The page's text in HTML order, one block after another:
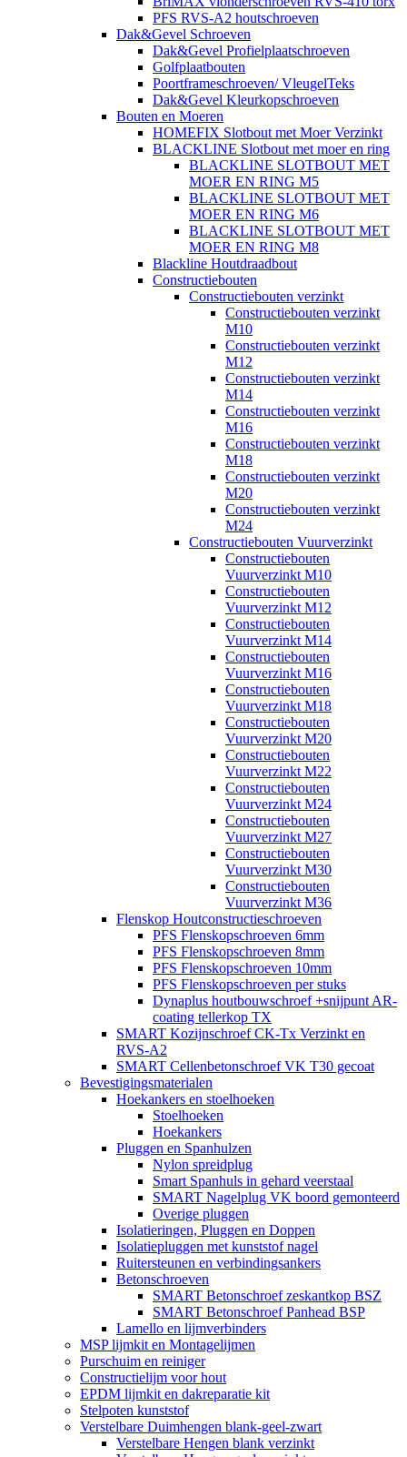
PFS RVS-A2 houtschroeven
Dak&Gevel Schroeven
Dak&Gevel Profielplaatschroeven
Golfplaatbouten
Poortframeschroeven/ VleugelTeks
Dak&Gevel Kleurkopschroeven
Bouten en Moeren
HOMEFIX Slotbout met Moer Verzinkt
BLACKLINE Slotbout met moer en ring
BLACKLINE SLOTBOUT MET
MOER EN RING M5
BLACKLINE SLOTBOUT MET
MOER EN RING M6
BLACKLINE SLOTBOUT MET
MOER EN RING M8
Blackline Houtdraadbout
Constructiebouten
Constructiebouten verzinkt
Constructiebouten verzinkt
M10
Constructiebouten verzinkt
M12
Constructiebouten verzinkt
M14
Constructiebouten verzinkt
M16
Constructiebouten verzinkt
M18
Constructiebouten verzinkt
M20
Constructiebouten verzinkt
M24
Constructiebouten Vuurverzinkt
Constructiebouten
Vuurverzinkt M10
Constructiebouten
Vuurverzinkt M12
Constructiebouten
Vuurverzinkt M14
Constructiebouten
Vuurverzinkt M16
Constructiebouten
Vuurverzinkt M18
Constructiebouten
Vuurverzinkt M20
Constructiebouten
Vuurverzinkt M22
Constructiebouten
Vuurverzinkt M24
Constructiebouten
Vuurverzinkt M27
Constructiebouten
Vuurverzinkt M30
Constructiebouten
Vuurverzinkt M36
Flenskop Houtconstructieschroeven
PFS Flenskopschroeven 6mm
PFS Flenskopschroeven 8mm
PFS Flenskopschroeven 10mm
PFS Flenskopschroeven per stuks
Dynaplus houtbouwschroef +snijpunt AR-
coating tellerkop TX
SMART Kozijnschroef CK-Tx Verzinkt en
RVS-A2
SMART Cellenbetonschroef VK T30 gecoat
Bevestigingsmaterialen
Hoekankers en stoelhoeken
Stoelhoeken
Hoekankers
Pluggen en Spanhulzen
Nylon spreidplug
Smart Spanhuls in gehard veerstaal
SMART Nagelplug VK boord gemonteerd
Overige pluggen
Isolatieringen, Pluggen en Doppen
Isolatiepluggen met kunststof nagel
Ruitersteunen en verbindingsankers
Betonschroeven
SMART Betonschroef zeskantkop BSZ
SMART Betonschroef Panhead BSP
Lamello en lijmverbinders
MSP lijmkit en Montagelijmen
Purschuim en reiniger
Constructielijm voor hout
EPDM lijmkit en dakreparatie kit
Stelpoten kunststof
Verstelbare Duimhengen blank-geel-zwart
Verstelbare Hengen blank verzinkt